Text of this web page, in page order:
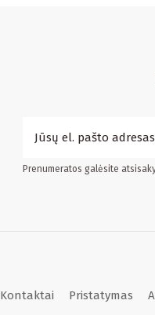
Prenumeratos galėsite
Kontaktai Pristatymas